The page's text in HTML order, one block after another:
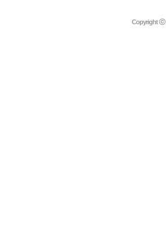
Copyright ⓒ